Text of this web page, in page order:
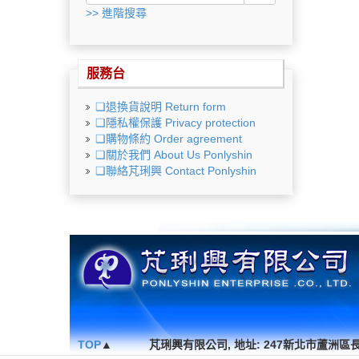
>> 進階搜尋
服務台
❏退換貨說明 Return form
❏隱私權保護 Privacy protection
❏購物條約 Order agreement
❏關於我們 About Us Ponlyshin
❏聯絡芃琍興 Contact Ponlyshin
TOP▲ 芃琍興有限公司, 地址: 247新北市蘆洲